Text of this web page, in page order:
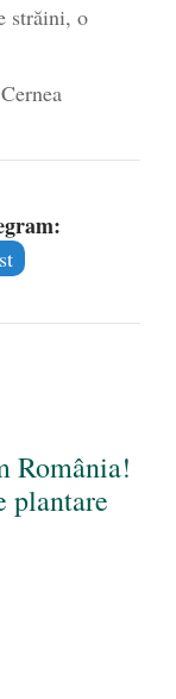
străini, o
România!
plantare